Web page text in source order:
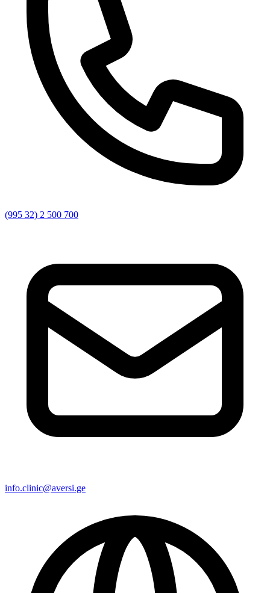
(995 32) 2 500 700
info.clinic@aversi.ge